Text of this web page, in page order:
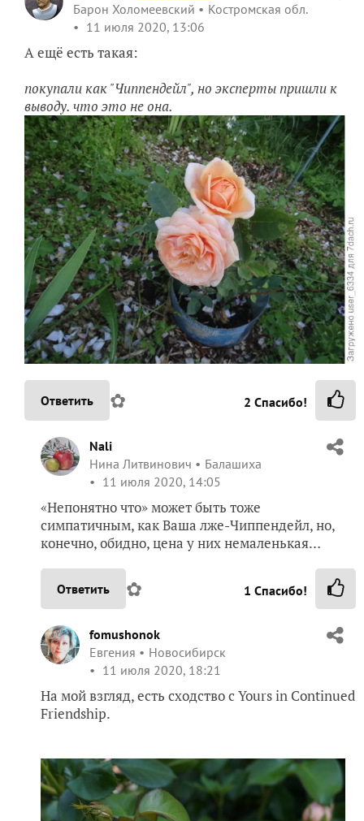
Барон Холомеевский
Костромская обл.
11 июля 2020, 13:06
А ещё есть такая:
покупали как "Чиппендейл", но эксперты пришли к
выводу. что это не она.
Ответить ✿ 2 Спасибо!
Nali
Нина Литвинович
Балашиха
11 июля 2020, 14:05
«Непонятно что» может быть тоже
симпатичным, как Ваша лже-Чиппендейл, но,
конечно, обидно, цена у них немаленькая…
Ответить ✿ 1 Спасибо!
fomushonok
Евгения
Новосибирск
11 июля 2020, 18:21
На мой взгляд, есть сходство с Yours in Continued
Friendship.